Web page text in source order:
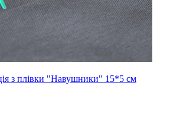
з плівки "Навушники" 15*5 см